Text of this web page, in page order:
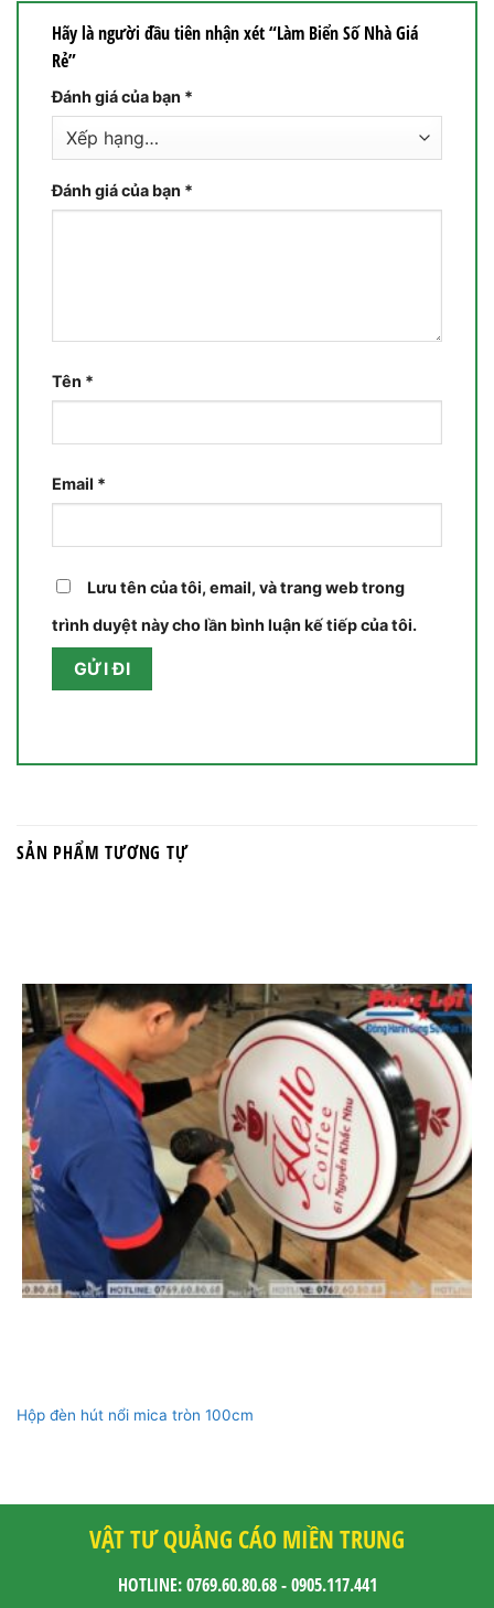
Hãy là người đầu tiên nhận xét “Làm Biển Số Nhà Giá
Rẻ”
Đánh giá của bạn *
Đánh giá của bạn *
Tên *
Email *
Lưu tên của tôi, email, và trang web trong
trình duyệt này cho lần bình luận kế tiếp của tôi.
SẢN PHẨM TƯƠNG TỰ
Hộp đèn hút nổi mica tròn 100cm
VẬT TƯ QUẢNG CÁO MIỀN TRUNG
HOTLINE: 0769.60.80.68 - 0905.117.441